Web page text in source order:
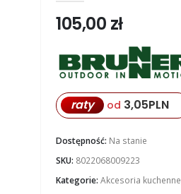
105,00 zł
raty od 3,05PLN
Dostępność: Na stanie
SKU: 8022068009223
Kategorie: Akcesoria kuchenne